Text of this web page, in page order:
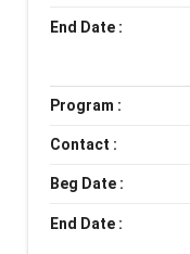
End Date :
Program :
Contact :
Beg Date :
End Date :